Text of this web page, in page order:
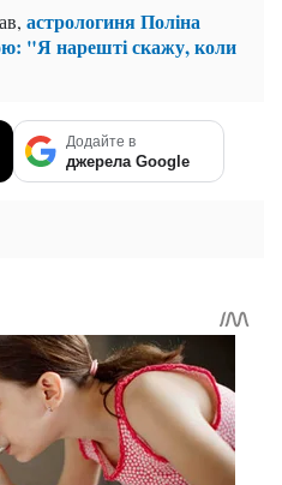
астрологиня Поліна
"Я нарешті скажу, коли
Додайте в
джерела Google